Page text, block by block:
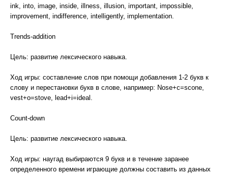
ink, into, image, inside, illness, illusion, important, impossible,
improvement, indifference, intelligently, implementation.
Trends-addition
Цель: развитие лексического навыка.
Ход игры: составление слов при помощи добавления 1-2 букв к
слову и перестановки букв в слове, например: Nose+c=scone,
vest+o=stove, lead+i=ideal.
Count-down
Цель: развитие лексического навыка.
Ход игры: наугад выбираются 9 букв и в течение заранее
определенного времени играющие должны составить из данных